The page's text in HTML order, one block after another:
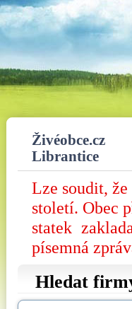
Živéobce.cz
Librantice
Lze soudit,
století. Obec
statek
písemná
Hledat